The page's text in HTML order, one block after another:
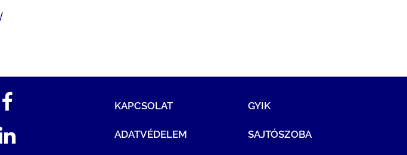
KAPCSOLAT
ADATVÉDELEM
GYIK
SAJTÓSZOBA